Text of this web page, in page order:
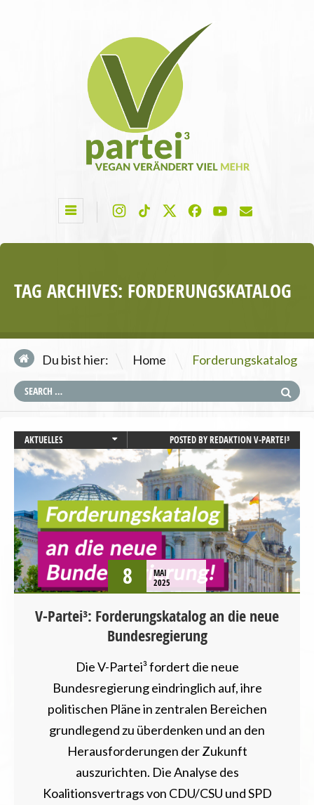
TAG ARCHIVES: FORDERUNGSKATALOG
Du bist hier: Home \ Forderungskatalog
AKTUELLES
BUNDESTAGSWAHL
GESUNDHEIT
LANDWIRTSCHAFT
PRESSEMITTEILUNG
STARTSEITE
TIERSCHUTZ / TIERRECHTE
UMWELT UND KLIMA
POSTED BYREDAKTION V-PARTEI³
8
MAI
2025
V-Partei³: Forderungskatalog an die neue
Bundesregierung
Die V-Partei³ fordert die neue
Bundesregierung eindringlich auf, ihre
politischen Pläne in zentralen Bereichen
grundlegend zu überdenken und an den
Herausforderungen der Zukunft
auszurichten. Die Analyse des
Koalitionsvertrags von CDU/CSU und SPD